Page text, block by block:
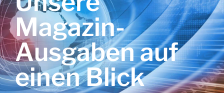
Magazin-
Ausgaben auf
einen Blick